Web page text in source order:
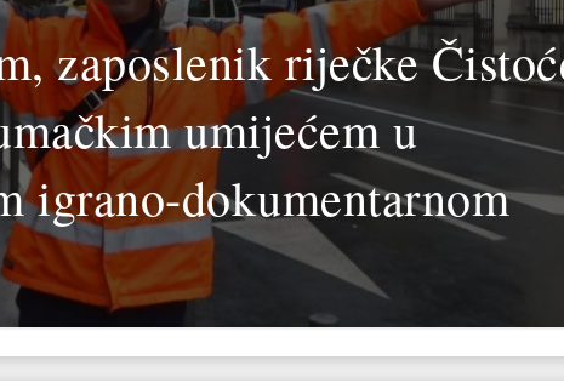
zaposlenik riječke
umijećem u
igrano-dokumentarnom